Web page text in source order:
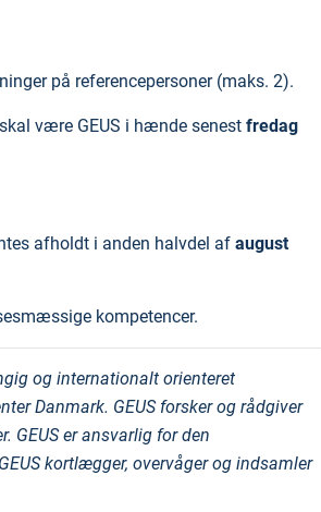
på referencepersoner (maks. 2).
være GEUS i hænde senest fredag
afholdt i anden halvdel af august
kompetencer.
og internationalt orienteret
Danmark. GEUS forsker og rådgiver
GEUS er ansvarlig for den
kortlægger, overvåger og indsamler